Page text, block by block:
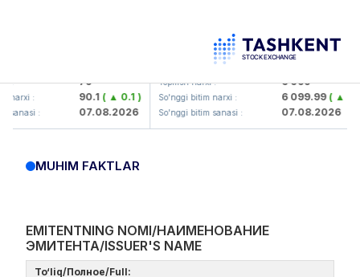
79
: 90.1( ▲ 0.1 )
: 07.08.2026
UZMK (<O'zmetkombinat> AJ)
Yopilish narxi : 6 099
So'nggi bitim narxi : 6 099.99( ▲ 0.03
So'nggi bitim sanasi : 07.08.2026
MUHIM FAKTLAR
EMITENTNING NOMI/НАИМЕНОВАНИЕ
ЭМИТЕНТА/ISSUER'S NAME
To‘liq/Полное/Full: